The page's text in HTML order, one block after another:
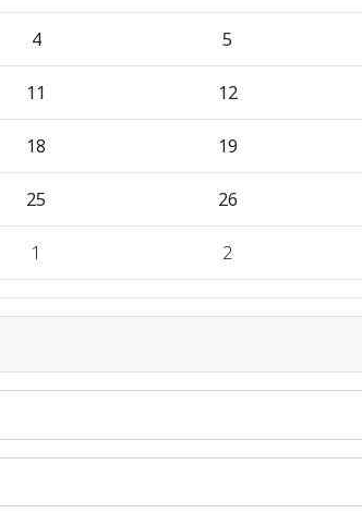
4 5
11 12
18 19
25 26
1 2